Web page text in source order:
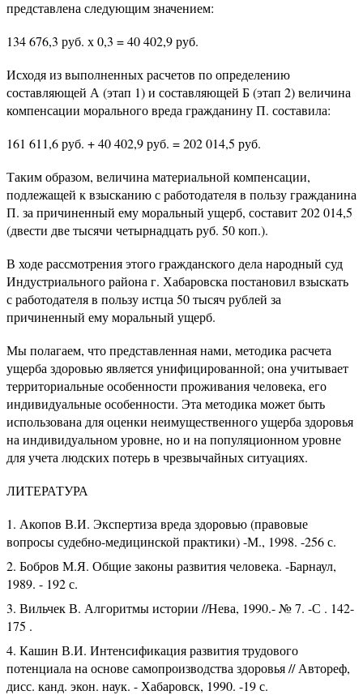
представлена следующим значением:
134 676,3 руб. х 0,3 = 40 402,9 руб.
Исходя из выполненных расчетов по определению
составляющей А (этап 1) и составляющей Б (этап 2) величина
компенсации морального вреда гражданину П. составила:
161 611,6 руб. + 40 402,9 руб. = 202 014,5 руб.
Таким образом, величина материальной компенсации,
подлежащей к взысканию с работодателя в пользу гражданина
П. за причиненный ему моральный ущерб, составит 202 014,5
(двести две тысячи четырнадцать руб. 50 коп.).
В ходе рассмотрения этого гражданского дела народный суд
Индустриального района г. Хабаровска постановил взыскать
с работодателя в пользу истца 50 тысяч рублей за
причиненный ему моральный ущерб.
Мы полагаем, что представленная нами, методика расчета
ущерба здоровью является унифицированной; она учитывает
территориальные особенности проживания человека, его
индивидуальные особенности. Эта методика может быть
использована для оценки неимущественного ущерба здоровья
на индивидуальном уровне, но и на популяционном уровне
для учета людских потерь в чрезвычайных ситуациях.
ЛИТЕРАТУРА
Акопов В.И. Экспертиза вреда здоровью (правовые
вопросы судебно-медицинской практики) -М., 1998. -256 с.
Бобров М.Я. Общие законы развития человека. -Барнаул,
1989. - 192 с.
Вильчек В. Алгоритмы истории //Нева, 1990.- № 7. -С . 142-
175 .
Кашин В.И. Интенсификация развития трудового
потенциала на основе самопроизводства здоровья // Автореф,
дисс. канд. экон. наук. - Хабаровск, 1990. -19 с.